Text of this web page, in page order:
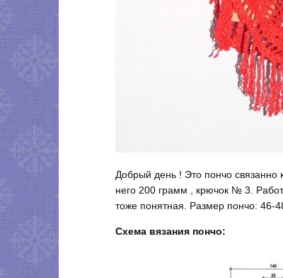
Добрый день ! Это пончо
него 200 грамм , крючок № 3.
тоже понятная. Размер пончо: 46-
Схема вязания пончо: